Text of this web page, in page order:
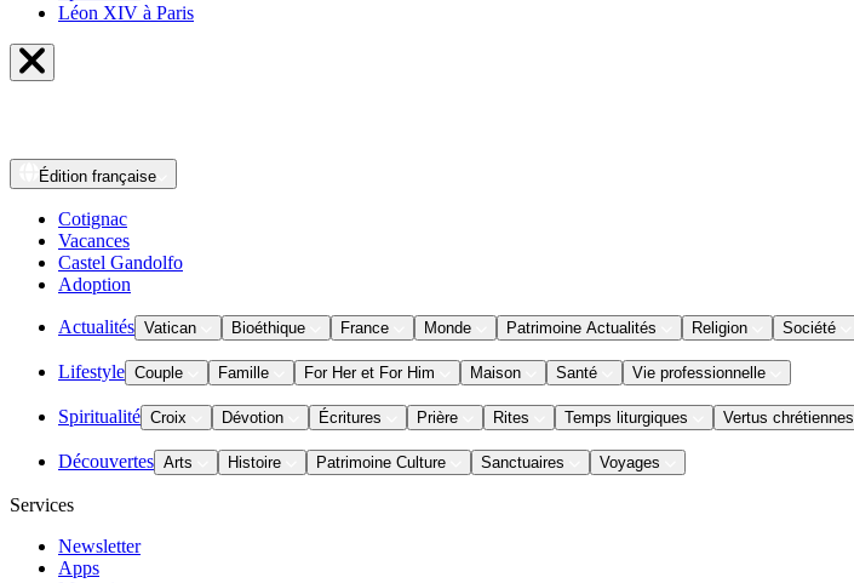
Léon XIV à Paris
Édition française
Cotignac
Vacances
Castel Gandolfo
Adoption
Actualités Vatican Bioéthique France Monde Patrimoine Actualités Religion Société
Lifestyle Couple Famille For Her et For Him Maison Santé Vie professionnelle
Spiritualité Croix Dévotion Écritures Prière Rites Temps liturgiques Vertus chrétiennes
Découvertes Arts Histoire Patrimoine Culture Sanctuaires Voyages
Services
Newsletter
Apps